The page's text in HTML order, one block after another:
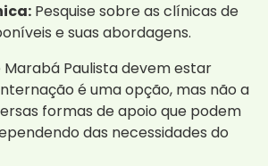
Pesquise sobre as clínicas de
e suas abordagens.
Paulista devem estar
é uma opção, mas não a
formas de apoio que podem
das necessidades do